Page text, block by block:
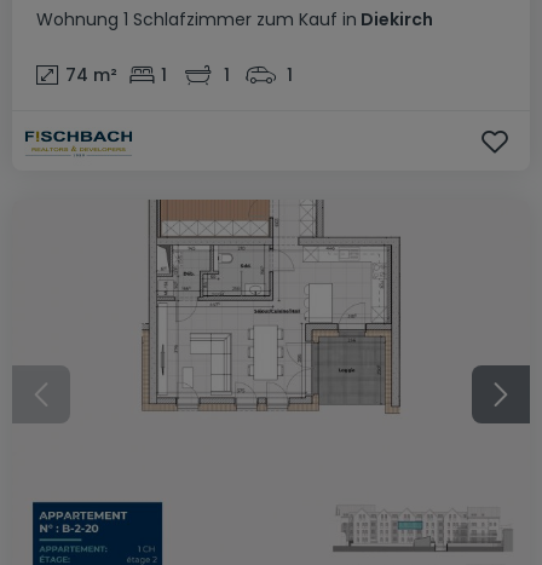
Wohnung 1 Schlafzimmer zum Kauf in Diekirch
74 m² 1 1 1